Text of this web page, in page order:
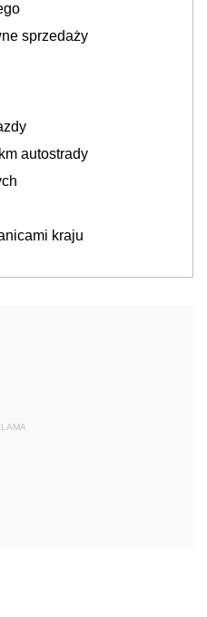
sprzedaży
autostrady
kraju